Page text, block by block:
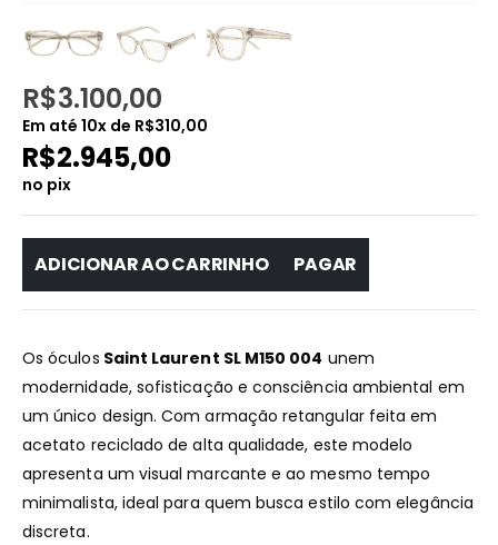
R$3.100,00
Em até 10x de R$310,00
R$2.945,00
no pix
ADICIONAR AO CARRINHO PAGAR
Os óculos Saint Laurent SL M150 004 unem
modernidade, sofisticação e consciência ambiental em
um único design. Com armação retangular feita em
acetato reciclado de alta qualidade, este modelo
apresenta um visual marcante e ao mesmo tempo
minimalista, ideal para quem busca estilo com elegância
discreta.